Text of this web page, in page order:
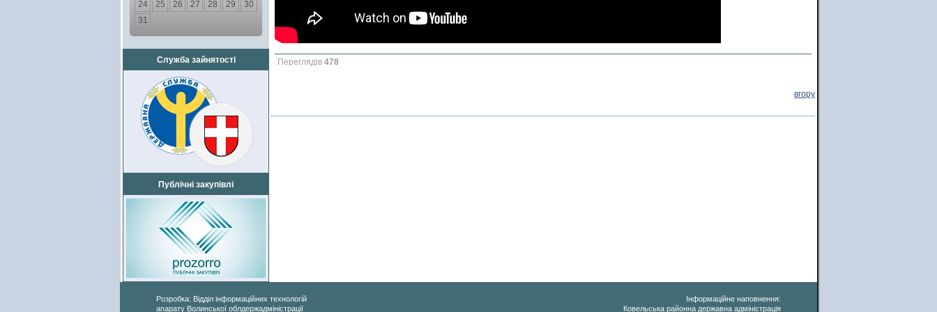
24
25 26 27 28 29
30
31
Служба зайнятості
Публічні закупівлі
Переглядів 478
вгору
Розробка: Відділ інформаційних технологій
апарату Волинської облдержадміністрації
Інформаційне наповнення:
Ковельська районна державна адміністрація